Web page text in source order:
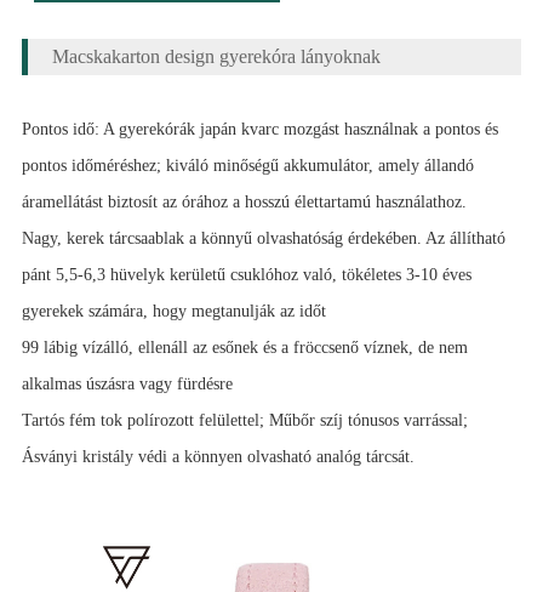
Macskakarton design gyerekóra lányoknak
Pontos idő: A gyerekórák japán kvarc mozgást használnak a pontos és
pontos időméréshez; kiváló minőségű akkumulátor, amely állandó
áramellátást biztosít az órához a hosszú élettartamú használathoz.
Nagy, kerek tárcsaablak a könnyű olvashatóság érdekében. Az állítható
pánt 5,5-6,3 hüvelyk kerületű csuklóhoz való, tökéletes 3-10 éves
gyerekek számára, hogy megtanulják az időt
99 lábig vízálló, ellenáll az esőnek és a fröccsenő víznek, de nem
alkalmas úszásra vagy fürdésre
Tartós fém tok polírozott felülettel; Műbőr szíj tónusos varrással;
Ásványi kristály védi a könnyen olvasható analóg tárcsát.